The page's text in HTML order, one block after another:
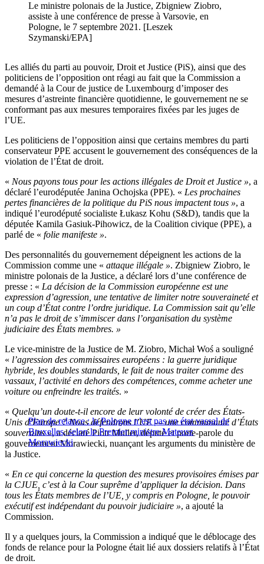
Le ministre polonais de la Justice, Zbigniew Ziobro,
assiste à une conférence de presse à Varsovie, en
Pologne, le 7 septembre 2021. [Leszek
Szymanski/EPA]
Les alliés du parti au pouvoir, Droit et Justice (PiS), ainsi que des
politiciens de l’opposition ont réagi au fait que la Commission a
demandé à la Cour de justice de Luxembourg d’imposer des
mesures d’astreinte financière quotidienne, le gouvernement ne se
conformant pas aux mesures temporaires fixées par les juges de
l’UE.
Les politiciens de l’opposition ainsi que certains membres du parti
conservateur PPE accusent le gouvernement des conséquences de la
violation de l’État de droit.
« Nous payons tous pour les actions illégales de Droit et Justice », a
déclaré l’eurodéputée Janina Ochojska (PPE). « Les prochaines
pertes financières de la politique du PiS nous impactent tous », a
indiqué l’eurodéputé socialiste Łukasz Kohu (S&D), tandis que la
députée Kamila Gasiuk-Pihowicz, de la Coalition civique (PPE), a
parlé de « folie manifeste ».
Des personnalités du gouvernement dépeignent les actions de la
Commission comme une « attaque illégale ». Zbigniew Ziobro, le
ministre polonais de la Justice, a déclaré lors d’une conférence de
presse : « La décision de la Commission européenne est une
expression d’agression, une tentative de limiter notre souveraineté et
un coup d’État contre l’ordre juridique. La Commission sait qu’elle
n’a pas le droit de s’immiscer dans l’organisation du système
judiciaire des États membres. »
Le vice-ministre de la Justice de M. Ziobro, Michał Woś a souligné
« l’agression des commissaires européens : la guerre juridique
hybride, les doubles standards, le fait de nous traiter comme des
vassaux, l’activité en dehors des compétences, comme acheter une
voiture ou enfreindre les traités. »
Plan de relance : la Pologne n’est pas un état vassal de
Bruxelles, selon le Premier ministre Mateusz
Morawiecki
« Quelqu’un doute-t-il encore de leur volonté de créer des États-
Unis d’Europe ? Nous défendrons l’UE — une communauté d’États
souverains », a déclaré Piotr Muller, député et porte-parole du
gouvernement Morawiecki, nuançant les arguments du ministère de
la Justice.
« En ce qui concerne la question des mesures provisoires émises par
la CJUE, c’est à la Cour suprême d’appliquer la décision. Dans
tous les États membres de l’UE, y compris en Pologne, le pouvoir
exécutif est indépendant du pouvoir judiciaire », a ajouté la
Commission.
Il y a quelques jours, la Commission a indiqué que le déblocage des
fonds de relance pour la Pologne était lié aux dossiers relatifs à l’État
de droit.